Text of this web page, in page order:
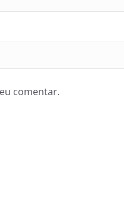
comentar.